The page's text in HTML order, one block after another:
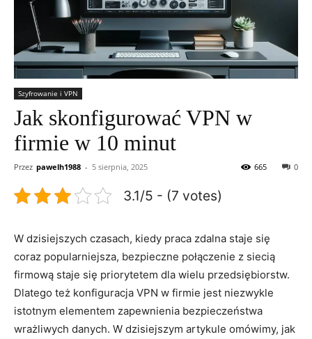
Szyfrowanie i VPN
Jak skonfigurować VPN w
firmie w 10 minut
Przez pawelh1988 - 5 sierpnia, 2025 0
665
3.1/5 - (7 votes)
W dzisiejszych czasach, kiedy ⁤praca zdalna staje się
coraz popularniejsza, bezpieczne połączenie z siecią
firmową staje​ się⁣ priorytetem dla wielu przedsiębiorstw.
Dlatego też ⁤konfiguracja VPN w firmie jest ⁣niezwykle
istotnym elementem zapewnienia bezpieczeństwa
wrażliwych danych. W dzisiejszym artykule omówimy, jak